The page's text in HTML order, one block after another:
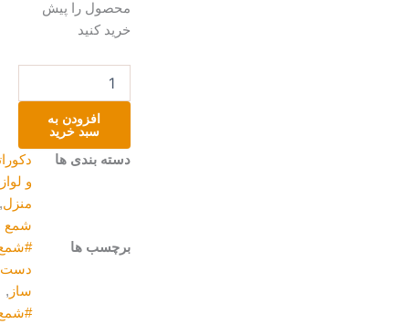
محصول را پیش
خرید کنید
افزودن به
سبد خرید
دسته بندی ها
دکوراتیو
و لوازم
منزل,
شمع
برچسب ها
#شمع
دست
ساز,
#شمع